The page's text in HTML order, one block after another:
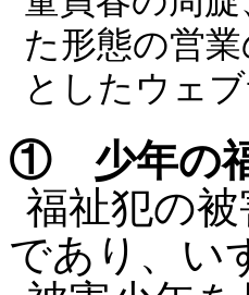
た形態の営
としたウェ
① 少年の福
福祉犯の
であり、い